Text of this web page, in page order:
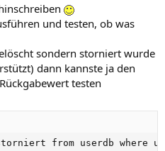
und testen, ob was
sondern storniert wurde
dann kannste ja den
testen
from userdb where